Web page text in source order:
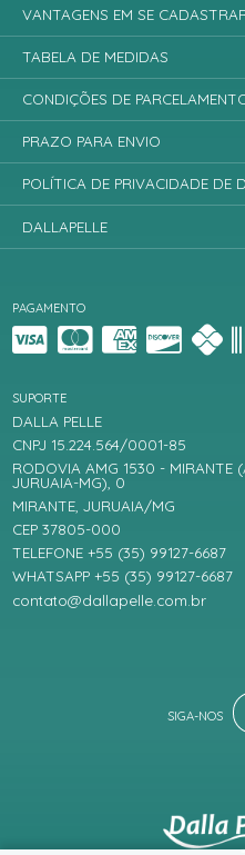
PAGAMENTO
SUPORTE
DALLA PELLE
CNPJ 15.224.564/0001-85
RODOVIA AMG 1530 - MIRANTE
JURUAIA-MG), 0
MIRANTE, JURUAIA/MG
CEP 37805-000
TELEFONE +55 (35) 99127-6687
WHATSAPP +55 (35) 99127-6687
contato@dallapelle.com.br
VANTAGENS EM SE
TABELA DE MEDIDAS
CONDIÇÕES DE
PRAZO PARA ENVIO
POLÍTICA DE PRIVACIDADE DE
DALLAPELLE